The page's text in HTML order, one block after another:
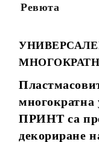
Ревюта
ПРИНТ са
декориране